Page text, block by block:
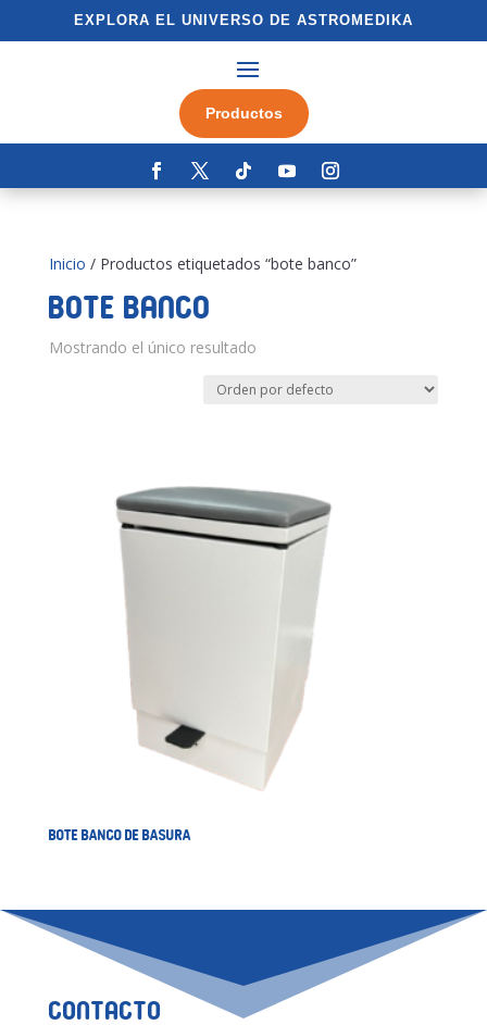
EXPLORA EL UNIVERSO DE ASTROMEDIKA
Productos
Inicio / Productos etiquetados “bote banco”
bote banco
Mostrando el único resultado
BOTE BANCO DE BASURA
Contacto